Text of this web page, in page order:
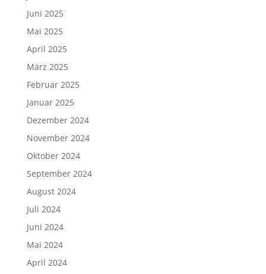
Juni 2025
Mai 2025
April 2025
März 2025
Februar 2025
Januar 2025
Dezember 2024
November 2024
Oktober 2024
September 2024
August 2024
Juli 2024
Juni 2024
Mai 2024
April 2024